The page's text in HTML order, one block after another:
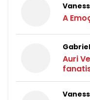
A
Auri